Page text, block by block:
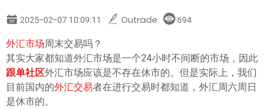
한글
日本語
2025-02-07 10:09:11 Outrade 694
外汇市场周末交易吗？
其实大家都知道外汇市场是一个24小时不间断的市场，因此
跟单社区外汇市场应该是不存在休市的。但是实际上，我们
目前国内的外汇交易者在进行交易时都知道，外汇周六周日
是休市的。